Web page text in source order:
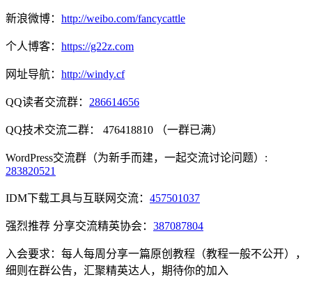
新浪微博： http://weibo.com/fancycattle
个人博客： https://g22z.com
网址导航： http://windy.cf
QQ读者交流群： 286614656
QQ技术交流二群： 476418810 （一群已满）
WordPress交流群（为新手而建，一起交流讨论问题）:
283820521
IDM下载工具与互联网交流： 457501037
强烈推荐 分享交流精英协会： 387087804
入会要求：每人每周分享一篇原创教程（教程一般不公开），
细则在群公告，汇聚精英达人，期待你的加入